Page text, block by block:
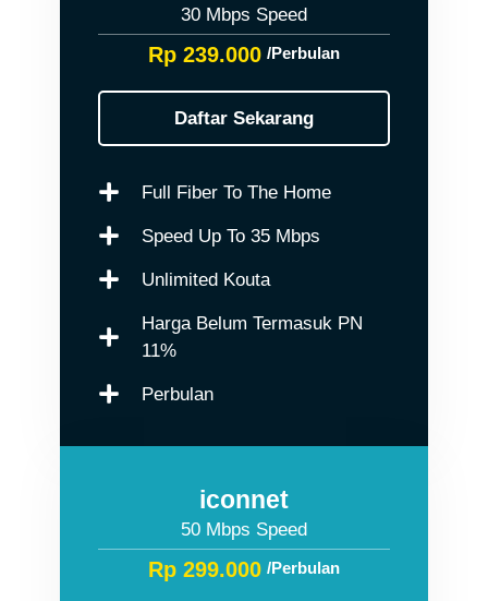
30 Mbps Speed
Rp 239.000 /Perbulan
Daftar Sekarang
Full Fiber To The Home
Speed Up To 35 Mbps
Unlimited Kouta
Harga Belum Termasuk PN
11%
Perbulan
iconnet
50 Mbps Speed
Rp 299.000 /Perbulan